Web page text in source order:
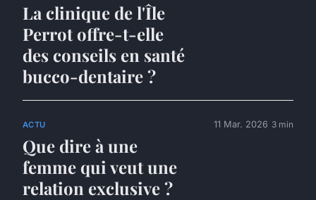
La clinique de l'Île
Perrot offre-t-elle
des conseils en santé
bucco-dentaire ?
ACTU
Que dire à une
femme qui veut une
relation exclusive ?
11 Mar. 2026 3 min